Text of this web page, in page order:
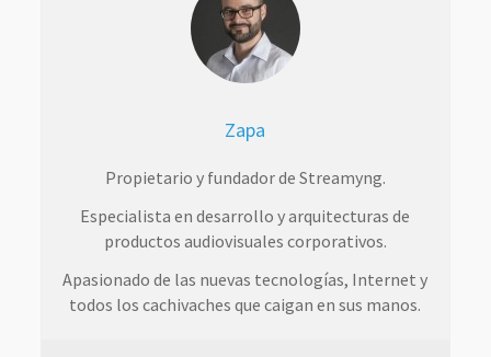
Zapa
Propietario y fundador de Streamyng.
Especialista en desarrollo y arquitecturas de
productos audiovisuales corporativos.
Apasionado de las nuevas tecnologías, Internet y
todos los cachivaches que caigan en sus manos.